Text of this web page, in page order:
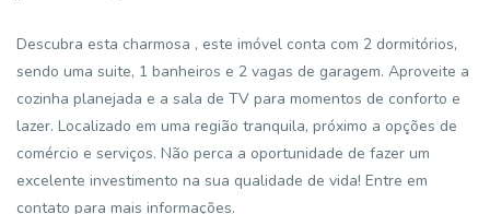
Descubra esta charmosa , este imóvel conta com 2 dormitórios,
sendo uma suite, 1 banheiros e 2 vagas de garagem. Aproveite a
cozinha planejada e a sala de TV para momentos de conforto e
lazer. Localizado em uma região tranquila, próximo a opções de
comércio e serviços. Não perca a oportunidade de fazer um
excelente investimento na sua qualidade de vida! Entre em
contato para mais informações.